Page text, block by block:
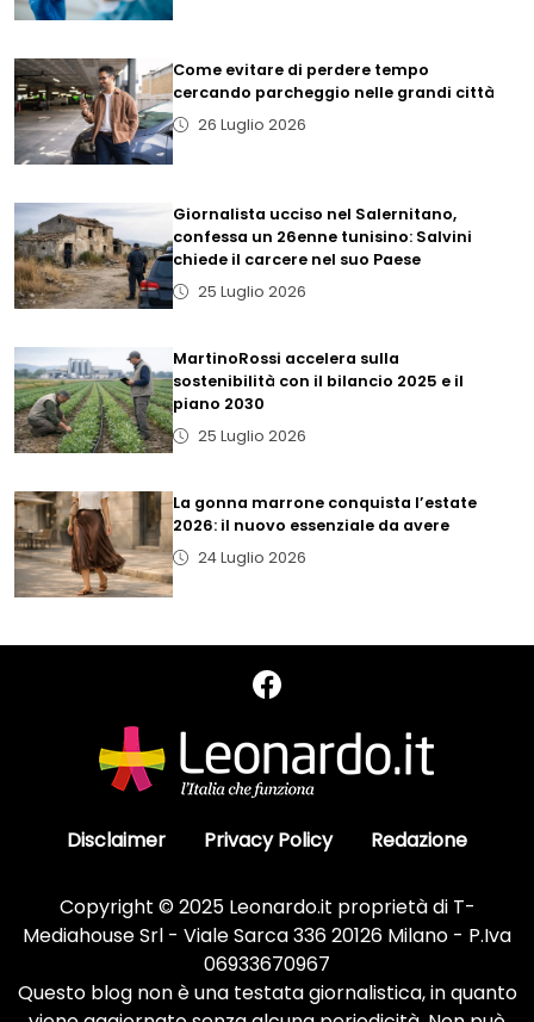
Come evitare di perdere tempo
cercando parcheggio nelle grandi città
26 Luglio 2026
Giornalista ucciso nel Salernitano,
confessa un 26enne tunisino: Salvini
chiede il carcere nel suo Paese
25 Luglio 2026
MartinoRossi accelera sulla
sostenibilità con il bilancio 2025 e il
piano 2030
25 Luglio 2026
La gonna marrone conquista l’estate
2026: il nuovo essenziale da avere
24 Luglio 2026
Disclaimer Privacy Policy Redazione
Copyright © 2025 Leonardo.it proprietà di T-
Mediahouse Srl - Viale Sarca 336 20126 Milano - P.Iva
06933670967
Questo blog non è una testata giornalistica, in quanto